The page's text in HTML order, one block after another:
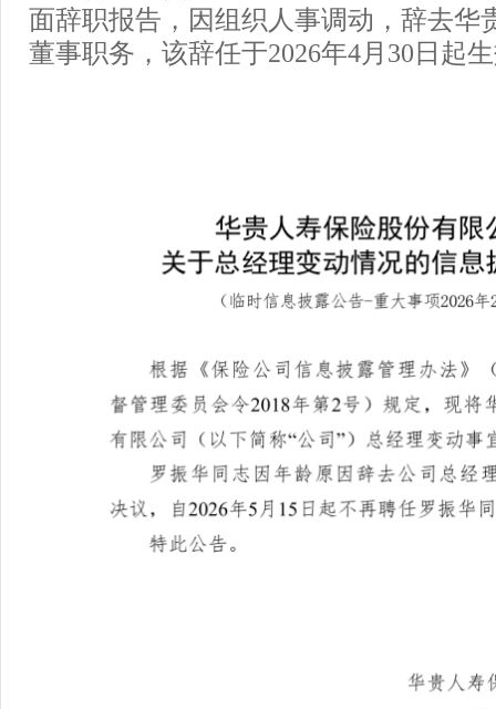
面辞职报告，因组织人事调动，辞去华
董事职务，该辞任于2026年4月30日起